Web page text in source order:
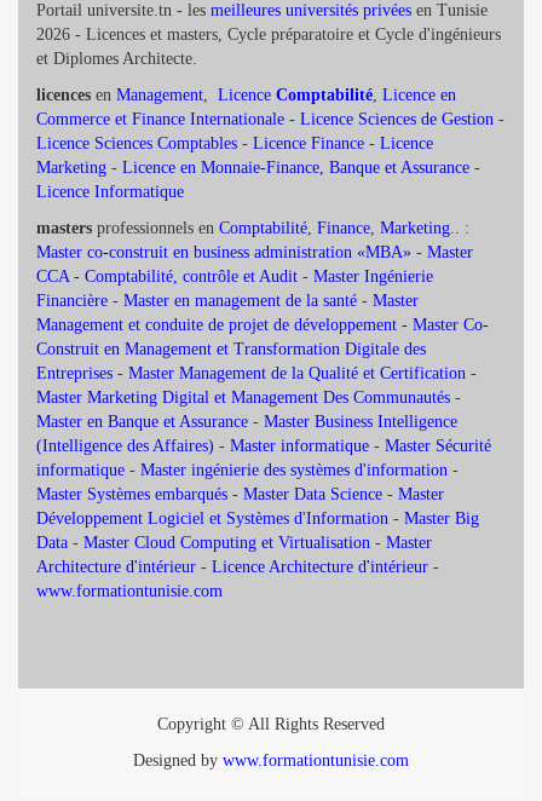
Portail universite.tn - les meilleures universités privées en Tunisie
2026 - Licences et masters, Cycle préparatoire et Cycle d'ingénieurs
et Diplomes Architecte.
licences en Management, Licence Comptabilité, Licence en
Commerce et Finance Internationale - Licence Sciences de Gestion -
Licence Sciences Comptables - Licence Finance - Licence
Marketing - Licence en Monnaie-Finance, Banque et Assurance -
Licence Informatique
masters professionnels en Comptabilité, Finance, Marketing.. :
Master co-construit en business administration «MBA» - Master
CCA - Comptabilité, contrôle et Audit - Master Ingénierie
Financière - Master en management de la santé - Master
Management et conduite de projet de développement - Master Co-
Construit en Management et Transformation Digitale des
Entreprises - Master Management de la Qualité et Certification -
Master Marketing Digital et Management Des Communautés -
Master en Banque et Assurance - Master Business Intelligence
(Intelligence des Affaires) - Master informatique - Master Sécurité
informatique - Master ingénierie des systèmes d'information -
Master Systèmes embarqués - Master Data Science - Master
Développement Logiciel et Systèmes d'Information - Master Big
Data - Master Cloud Computing et Virtualisation - Master
Architecture d'intérieur - Licence Architecture d'intérieur -
www.formationtunisie.com
Copyright © All Rights Reserved
Designed by www.formationtunisie.com